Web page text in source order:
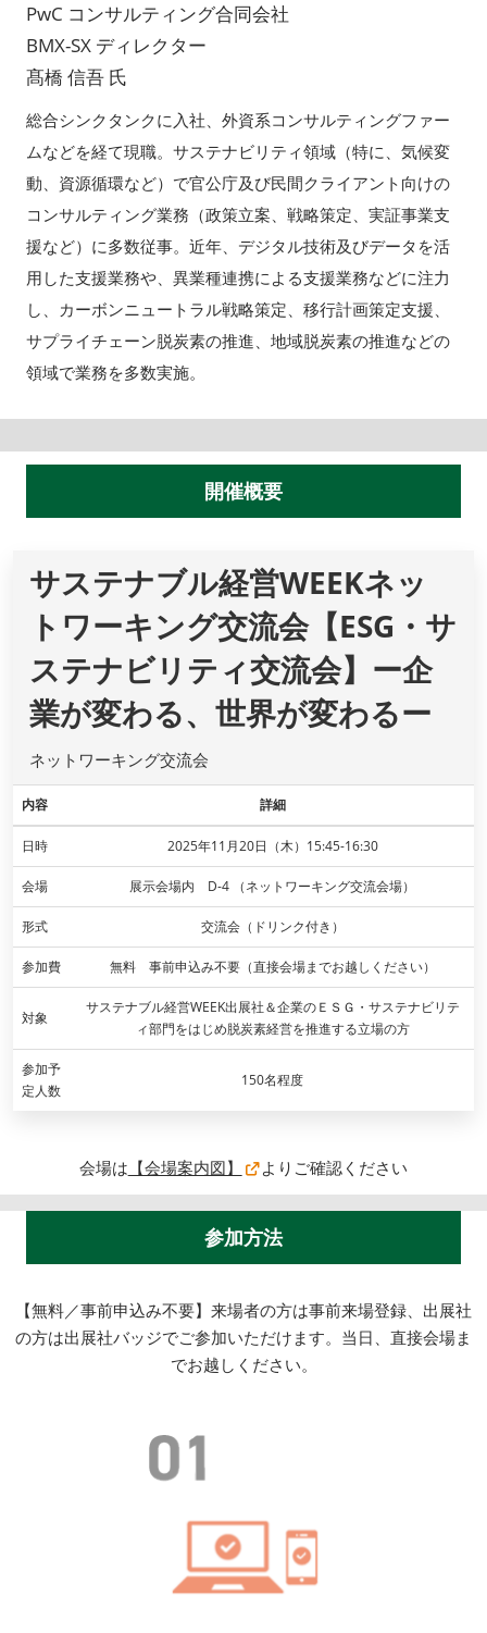
PwC コンサルティング合同会社
BMX-SX ディレクター
髙橋 信吾 氏
総合シンクタンクに入社、外資系コンサルティングファー
ムなどを経て現職。サステナビリティ領域（特に、気候変
動、資源循環など）で官公庁及び民間クライアント向けの
コンサルティング業務（政策立案、戦略策定、実証事業支
援など）に多数従事。近年、デジタル技術及びデータを活
用した支援業務や、異業種連携による支援業務などに注力
し、カーボンニュートラル戦略策定、移行計画策定支援、
サプライチェーン脱炭素の推進、地域脱炭素の推進などの
領域で業務を多数実施。
開催概要
サステナブル経営WEEKネッ
トワーキング交流会【ESG・サ
ステナビリティ交流会】ー企
業が変わる、世界が変わるー
ネットワーキング交流会
内容 詳細
日時 2025年11月20日（木）15:45-16:30
会場 展示会場内 D-4 （ネットワーキング交流会場）
形式 交流会（ドリンク付き）
参加費 無料 事前申込み不要（直接会場までお越しください）
対象
サステナブル経営WEEK出展社＆企業のＥＳＧ・サステナビリテ
ィ部門をはじめ脱炭素経営を推進する立場の方
参加予
定人数
150名程度
会場は 【会場案内図】 よりご確認ください
参加方法
【無料／事前申込み不要】来場者の方は事前来場登録、出展社
の方は出展社バッジでご参加いただけます。当日、直接会場ま
でお越しください。